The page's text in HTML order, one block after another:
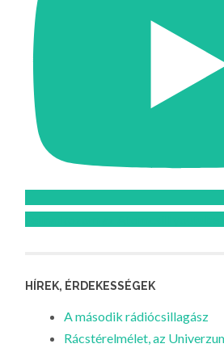
HÍREK, ÉRDEKESSÉGEK
A második rádiócsillagász
Rácstérelmélet, az